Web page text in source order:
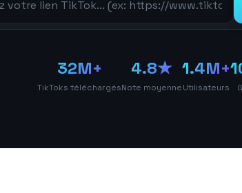
32M+
TikToks téléchargés
4.8★
Note moyenne
1.4M+
Utilisateurs